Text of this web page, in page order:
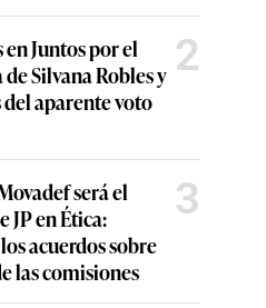
Juntos por el
Silvana Robles y
aparente voto
2
será el
JP en Ética:
acuerdos sobre
las comisiones
3